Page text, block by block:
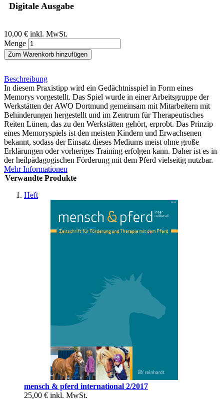
Digitale Ausgabe
10,00 € inkl. MwSt.
Menge
Zum Warenkorb hinzufügen
Beschreibung
In diesem Praxistipp wird ein Gedächtnisspiel in Form eines
Memorys vorgestellt. Das Spiel wurde in einer Arbeitsgruppe der
Werkstätten der AWO Dortmund gemeinsam mit Mitarbeitern mit
Behinderungen hergestellt und im Zentrum für Therapeutisches
Reiten Lünen, das zu den Werkstätten gehört, erprobt. Das Prinzip
eines Memoryspiels ist den meisten Kindern und Erwachsenen
bekannt, sodass der Einsatz dieses Mediums meist ohne große
Erklärungen oder vorheriges Training erfolgen kann. Daher ist es in
der heilpädagogischen Förderung mit dem Pferd vielseitig nutzbar.
Mehr Informationen
Verwandte Produkte
Heft
mensch & pferd international 2/2017
25,00 € inkl. MwSt.